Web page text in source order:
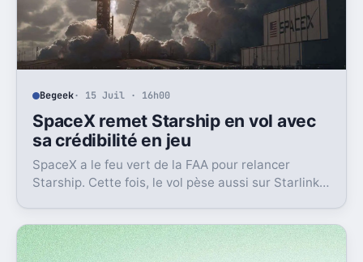
Begeek· 15 Juil · 16h00
SpaceX remet Starship en vol avec
sa crédibilité en jeu
SpaceX a le feu vert de la FAA pour relancer
Starship. Cette fois, le vol pèse aussi sur Starlink